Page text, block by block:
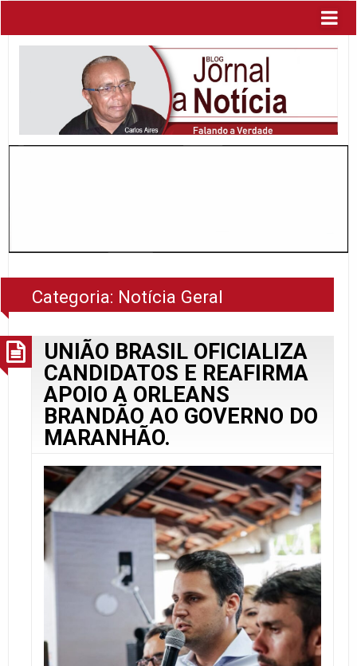
Categoria: Notícia Geral
UNIÃO BRASIL OFICIALIZA
CANDIDATOS E REAFIRMA
APOIO A ORLEANS
BRANDÃO AO GOVERNO DO
MARANHÃO.